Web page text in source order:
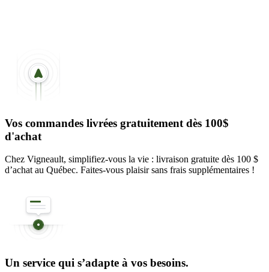
Vos commandes livrées gratuitement dès 100$
d'achat
Chez Vigneault, simplifiez-vous la vie : livraison gratuite dès 100 $
d’achat au Québec. Faites-vous plaisir sans frais supplémentaires !
Un service qui s’adapte à vos besoins.